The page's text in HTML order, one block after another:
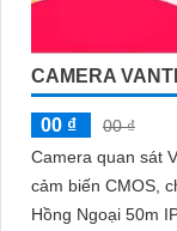
CAMERA
00 ₫
00 ₫
Camera quan sát
cảm biến CMOS,
Hồng Ngoại 50m IP POE. Camera này có khả